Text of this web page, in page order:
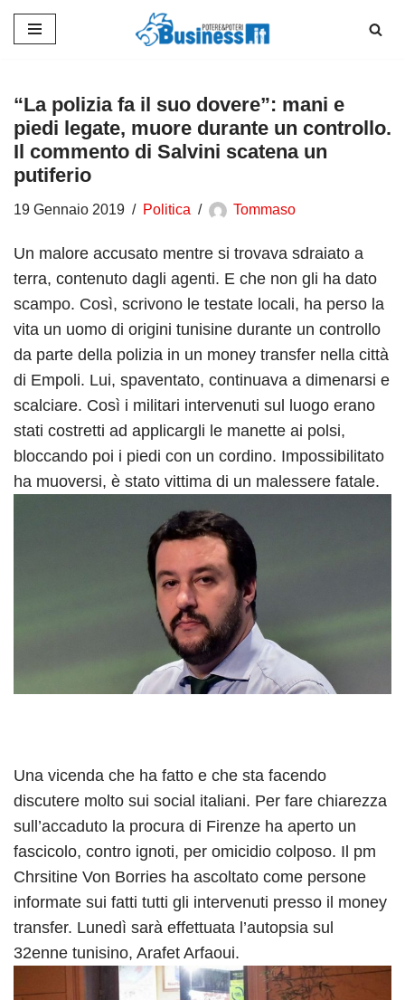
contenuto
“La polizia fa il suo dovere”: mani e
piedi legate, muore durante un controllo.
Il commento di Salvini scatena un
putiferio
19 Gennaio 2019 Politica Tommaso
Un malore accusato mentre si trovava sdraiato a
terra, contenuto dagli agenti. E che non gli ha dato
scampo. Così, scrivono le testate locali, ha perso la
vita un uomo di origini tunisine durante un controllo
da parte della polizia in un money transfer nella città
di Empoli. Lui, spaventato, continuava a dimenarsi e
scalciare. Così i militari intervenuti sul luogo erano
stati costretti ad applicargli le manette ai polsi,
bloccando poi i piedi con un cordino. Impossibilitato
ha muoversi, è stato vittima di un malessere fatale.
Una vicenda che ha fatto e che sta facendo
discutere molto sui social italiani. Per fare chiarezza
sull’accaduto la procura di Firenze ha aperto un
fascicolo, contro ignoti, per omicidio colposo. Il pm
Chrsitine Von Borries ha ascoltato come persone
informate sui fatti tutti gli intervenuti presso il money
transfer. Lunedì sarà effettuata l’autopsia sul
32enne tunisino, Arafet Arfaoui.